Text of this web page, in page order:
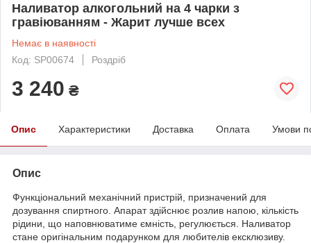
Наливатор алкогольний на 4 чарки з
гравіюванням - Жарит лучше всех
Немає в наявності
Код: SP00674
Роздріб
3 240 ₴
Опис Характеристики Доставка Оплата Умови
Опис
Функціональний механічний пристрій, призначений для
дозування спиртного. Апарат здійснює розлив напою, кількість
рідини, що наповнюватиме ємність, регулюється. Наливатор
стане оригінальним подарунком для любителів ексклюзиву.